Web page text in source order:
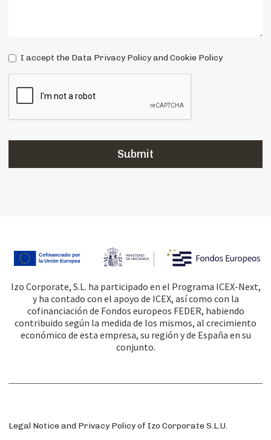
I accept the Data Privacy Policy and Cookie Policy
Izo Corporate, S.L. ha participado en el Programa ICEX-Next,
y ha contado con el apoyo de ICEX, así como con la
cofinanciación de Fondos europeos FEDER, habiendo
contribuido según la medida de los mismos, al crecimiento
económico de esta empresa, su región y de España en su
conjunto.
Legal Notice and Privacy Policy of Izo Corporate S.L.U.